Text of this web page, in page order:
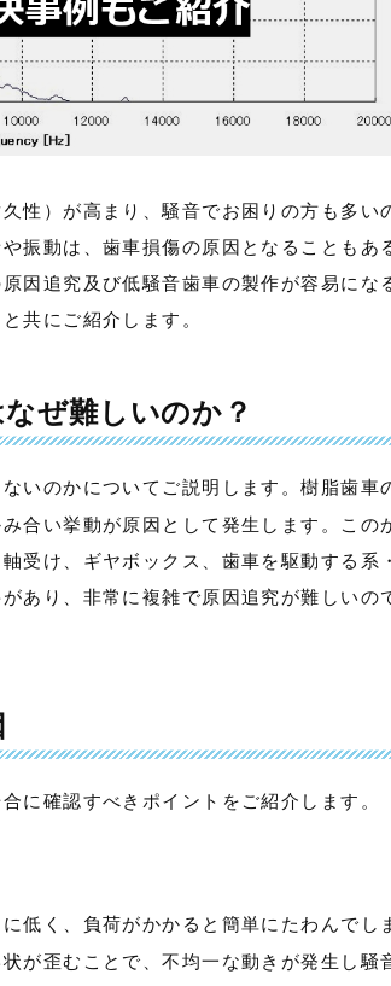
性）が高まり、騒音でお困りの方も多い
振動は、歯車損傷の原因となることもあ
因追究及び低騒音歯車の製作が容易にな
共にご紹介します。
ぜ難しいのか？
いのかについてご説明します。樹脂歯車
合い挙動が原因として発生します。この
受け、ギヤボックス、歯車を駆動する系・
あり、非常に複雑で原因追究が難しいの
に確認すべきポイントをご紹介します。
低く、負荷がかかると簡単にたわんでし
が歪むことで、不均一な動きが発生し騒